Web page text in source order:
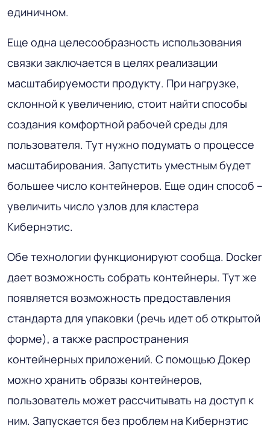
единичном.
Еще одна целесообразность использования
связки заключается в целях реализации
масштабируемости продукту. При нагрузке,
склонной к увеличению, стоит найти способы
создания комфортной рабочей среды для
пользователя. Тут нужно подумать о процессе
масштабирования. Запустить уместным будет
большее число контейнеров. Еще один способ –
увеличить число узлов для кластера
Кибернэтис.
Обе технологии функционируют сообща. Docker
дает возможность собрать контейнеры. Тут же
появляется возможность предоставления
стандарта для упаковки (речь идет об открытой
форме), а также распространения
контейнерных приложений. С помощью Докер
можно хранить образы контейнеров,
пользователь может рассчитывать на доступ к
ним. Запускается без проблем на Кибернэтис